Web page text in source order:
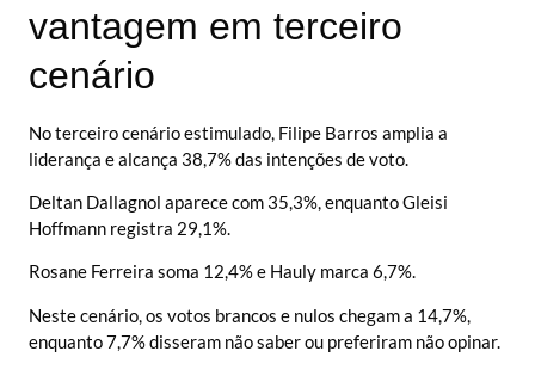
vantagem em terceiro
cenário
No terceiro cenário estimulado, Filipe Barros amplia a
liderança e alcança 38,7% das intenções de voto.
Deltan Dallagnol aparece com 35,3%, enquanto Gleisi
Hoffmann registra 29,1%.
Rosane Ferreira soma 12,4% e Hauly marca 6,7%.
Neste cenário, os votos brancos e nulos chegam a 14,7%,
enquanto 7,7% disseram não saber ou preferiram não opinar.